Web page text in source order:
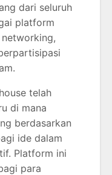
dari seluruh
platform
telah
di mana
berdasarkan
ide dalam
Platform ini
para